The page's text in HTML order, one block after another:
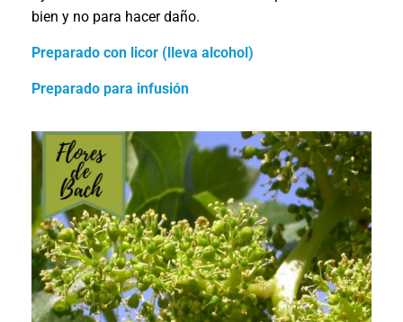
bien y no para hacer daño.
Preparado con licor (lleva alcohol)
Preparado para infusión